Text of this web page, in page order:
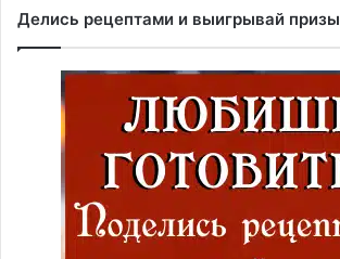
Делись рецептами и выигрывай призы